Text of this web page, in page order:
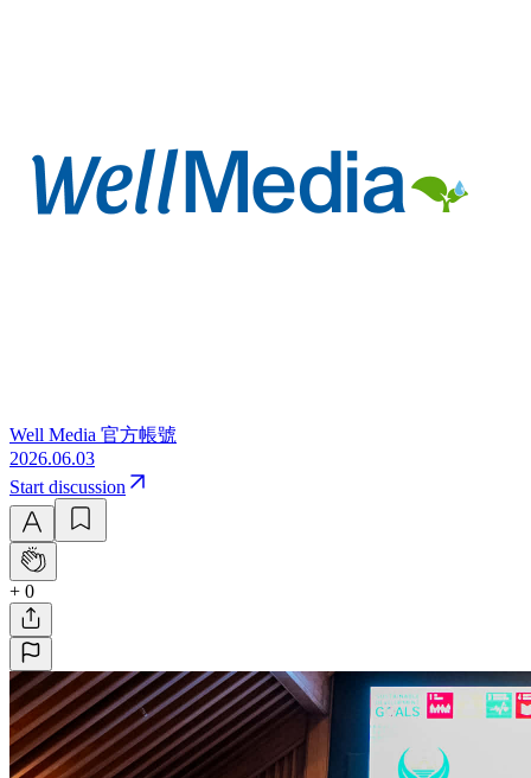
Well Media 官方帳號
2026.06.03
Start discussion
+ 0